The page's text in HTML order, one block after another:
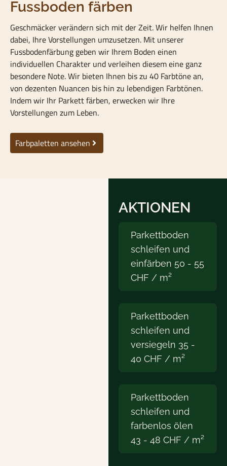
Fussboden färben
Geschmäcker verändern sich mit der Zeit. Wir helfen Ihnen
dabei, Ihre Vorstellungen umzusetzen. Mit unserer
Fussbodenfärbung geben wir Ihrem Boden einen
individuellen Charakter und verleihen diesem eine ganz
besondere Note. Wir bieten Ihnen bis zu 40 Farbtöne an,
von dezenten Nuancen bis hin zu lebendigen Farbtönen.
Indem wir Ihr Parkett färben, erwecken wir Ihre
Vorstellungen zum Leben.
Farbpaletten ansehen
AKTIONEN
Parkettboden
schleifen und
einfärben 50 - 55
CHF / m²
Parkettboden
schleifen und
versiegeln 35 -
40 CHF / m²
Parkettboden
schleifen und
farbenlos ölen
43 - 48 CHF / m²